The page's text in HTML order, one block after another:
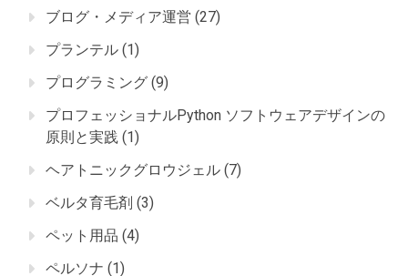
ブログ・メディア運営 (27)
プランテル (1)
プログラミング (9)
プロフェッショナルPython ソフトウェアデザインの
原則と実践 (1)
ヘアトニックグロウジェル (7)
ベルタ育毛剤 (3)
ペット用品 (4)
ペルソナ (1)